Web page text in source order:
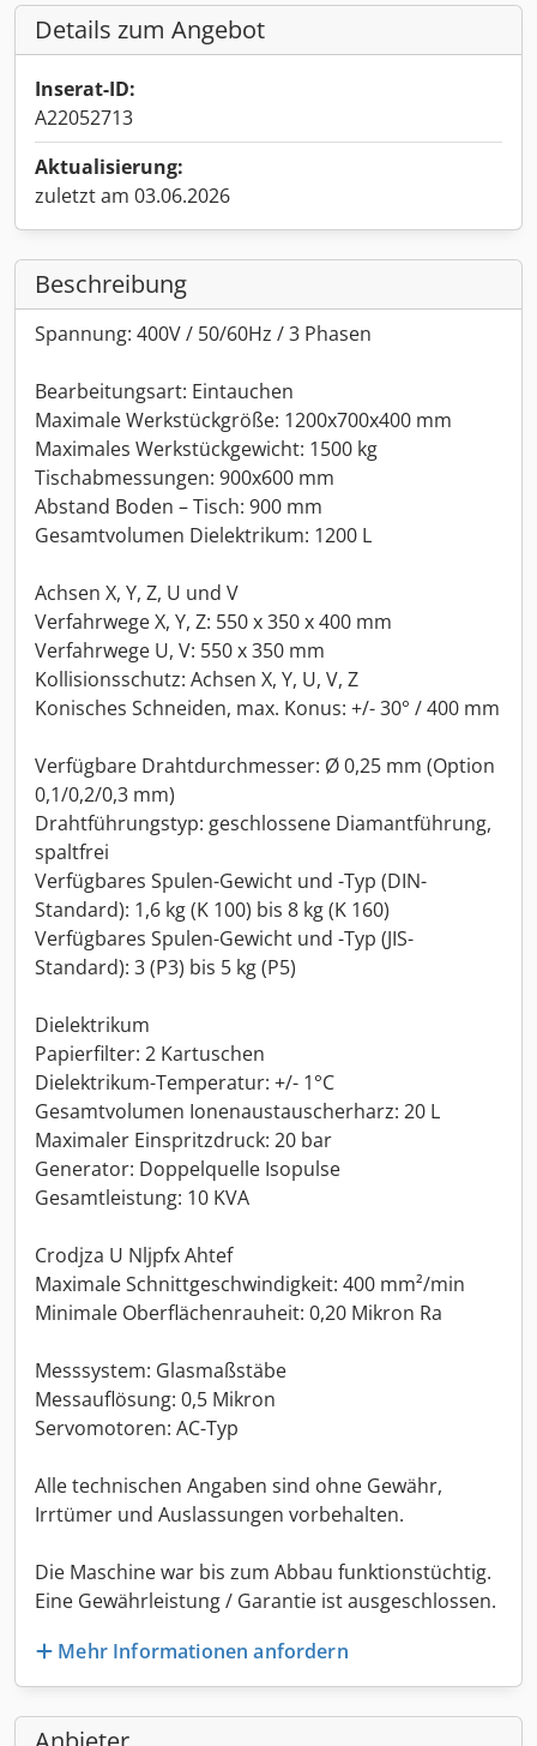
Details zum Angebot
Inserat-ID:
A22052713
Aktualisierung:
zuletzt am 03.06.2026
Beschreibung
Spannung: 400V / 50/60Hz / 3 Phasen
Bearbeitungsart: Eintauchen
Maximale Werkstückgröße: 1200x700x400 mm
Maximales Werkstückgewicht: 1500 kg
Tischabmessungen: 900x600 mm
Abstand Boden – Tisch: 900 mm
Gesamtvolumen Dielektrikum: 1200 L
Achsen X, Y, Z, U und V
Verfahrwege X, Y, Z: 550 x 350 x 400 mm
Verfahrwege U, V: 550 x 350 mm
Kollisionsschutz: Achsen X, Y, U, V, Z
Konisches Schneiden, max. Konus: +/- 30° / 400 mm
Verfügbare Drahtdurchmesser: Ø 0,25 mm (Option
0,1/0,2/0,3 mm)
Drahtführungstyp: geschlossene Diamantführung,
spaltfrei
Verfügbares Spulen-Gewicht und -Typ (DIN-
Standard): 1,6 kg (K 100) bis 8 kg (K 160)
Verfügbares Spulen-Gewicht und -Typ (JIS-
Standard): 3 (P3) bis 5 kg (P5)
Dielektrikum
Papierfilter: 2 Kartuschen
Dielektrikum-Temperatur: +/- 1°C
Gesamtvolumen Ionenaustauscherharz: 20 L
Maximaler Einspritzdruck: 20 bar
Generator: Doppelquelle Isopulse
Gesamtleistung: 10 KVA
Crodjza U Nljpfx Ahtef
Maximale Schnittgeschwindigkeit: 400 mm²/min
Minimale Oberflächenrauheit: 0,20 Mikron Ra
Messsystem: Glasmaßstäbe
Messauflösung: 0,5 Mikron
Servomotoren: AC-Typ
Alle technischen Angaben sind ohne Gewähr,
Irrtümer und Auslassungen vorbehalten.
Die Maschine war bis zum Abbau funktionstüchtig.
Eine Gewährleistung / Garantie ist ausgeschlossen.
Mehr Informationen anfordern